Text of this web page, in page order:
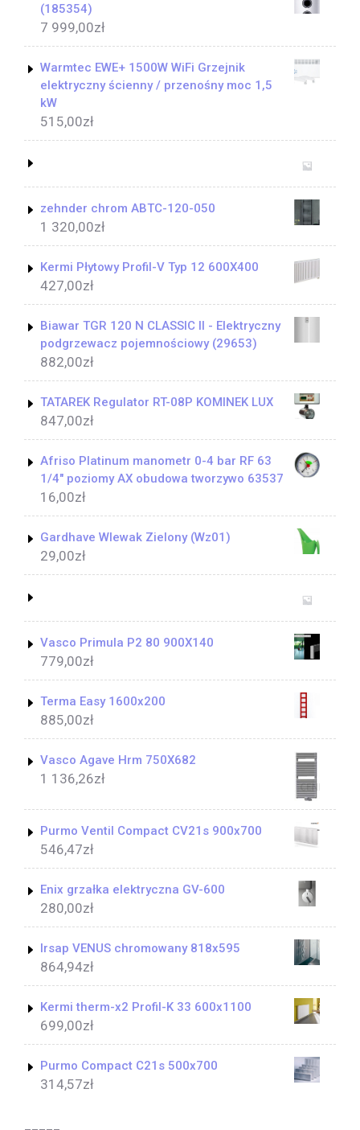
(185354)
7 999,00zł
Warmtec EWE+ 1500W WiFi Grzejnik
elektryczny ścienny / przenośny moc 1,5
kW
515,00zł
zehnder chrom ABTC-120-050
1 320,00zł
Kermi Płytowy Profil-V Typ 12 600X400
427,00zł
Biawar TGR 120 N CLASSIC II - Elektryczny
podgrzewacz pojemnościowy (29653)
882,00zł
TATAREK Regulator RT-08P KOMINEK LUX
847,00zł
Afriso Platinum manometr 0-4 bar RF 63
1/4" poziomy AX obudowa tworzywo 63537
16,00zł
Gardhave Wlewak Zielony (Wz01)
29,00zł
Vasco Primula P2 80 900X140
779,00zł
Terma Easy 1600x200
885,00zł
Vasco Agave Hrm 750X682
1 136,26zł
Purmo Ventil Compact CV21s 900x700
546,47zł
Enix grzałka elektryczna GV-600
280,00zł
Irsap VENUS chromowany 818x595
864,94zł
Kermi therm-x2 Profil-K 33 600x1100
699,00zł
Purmo Compact C21s 500x700
314,57zł